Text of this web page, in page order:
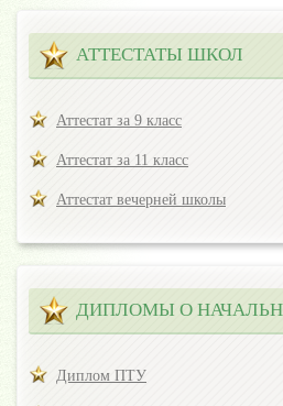
АТТЕСТАТЫ ШКОЛ
Аттестат за 9 класс
Аттестат за 11 класс
Аттестат вечерней школы
ДИПЛОМЫ О
Диплом ПТУ